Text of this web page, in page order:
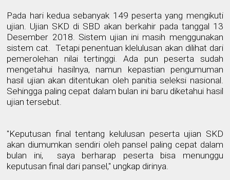
Pada hari kedua sebanyak 149 peserta yang mengikuti
ujian. Ujian SKD di SBD akan berkahir pada tanggal 13
Desember 2018. Sistem ujian ini masih menggunakan
sistem cat. Tetapi penentuan klelulusan akan dilihat dari
pemerolehan nilai tertinggi. Ada pun peserta sudah
mengetahui hasilnya, namun kepastian pengumuman
hasil ujian akan ditentukan oleh panitia seleksi nasional.
Sehingga paling cepat dalam bulan ini baru diketahui hasil
ujian tersebut.
"Keputusan final tentang kelulusan peserta ujian SKD
akan diumumkan sendiri oleh pansel paling cepat dalam
bulan ini,
saya berharap peserta bisa menunggu
keputusan final dari pansel," ungkap dirinya.